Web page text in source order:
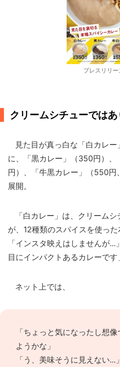
プレスリリー
クリームシチューでは
見た目が真っ白な「白カレ
に、「黒カレー」（350円）
円）、「牛黒カレー」（550円
展開。
「白カレー」は、クリームシ
が、12種類のスパイスを使っ
「インスタ映えはしませんが
目にインパクトあるカレーです
ネット上では、
「ちょっと気になったし想
ようかな」
「う、美味そうに見えない...」